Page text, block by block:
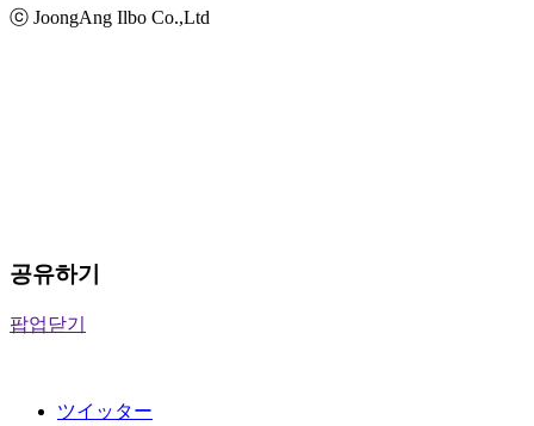
ⓒ JoongAng Ilbo Co.,Ltd
공유하기
팝업닫기
ツイッター